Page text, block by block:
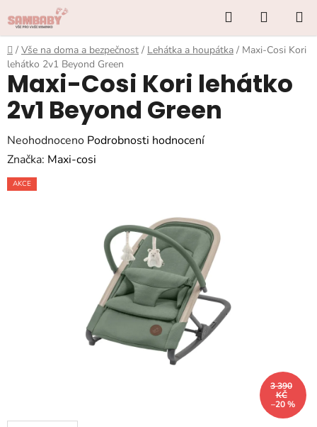
na
obsah
Hledat
KOŠÍK
Domů
/ Vše na doma a bezpečnost / Lehátka a houpátka / Maxi-Cosi Kori
lehátko 2v1 Beyond Green
Maxi-Cosi Kori lehátko
2v1 Beyond Green
Průměrné
hodnocení
produktu
Neohodnoceno Podrobnosti hodnocení
Značka: Maxi-cosi
AKCE
3 390
KČ
–20 %